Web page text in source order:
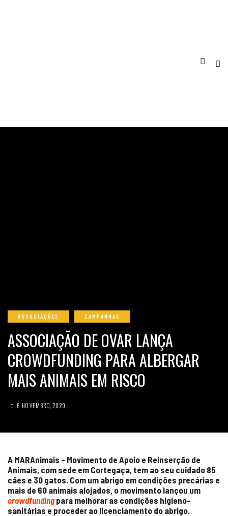
ASSOCIAÇÕES CAMPANHAS
ASSOCIAÇÃO DE OVAR LANÇA
CROWDFUNDING PARA ALBERGAR
MAIS ANIMAIS EM RISCO
6 NOVEMBRO, 2020
A MARAnimais – Movimento de Apoio e Reinserção de
Animais, com sede em Cortegaça, tem ao seu cuidado 85
cães e 30 gatos. Com um abrigo em condições precárias e
mais de 60 animais alojados, o movimento lançou um
crowdfunding para melhorar as condições higieno-
sanitárias e proceder ao licenciamento do abrigo.